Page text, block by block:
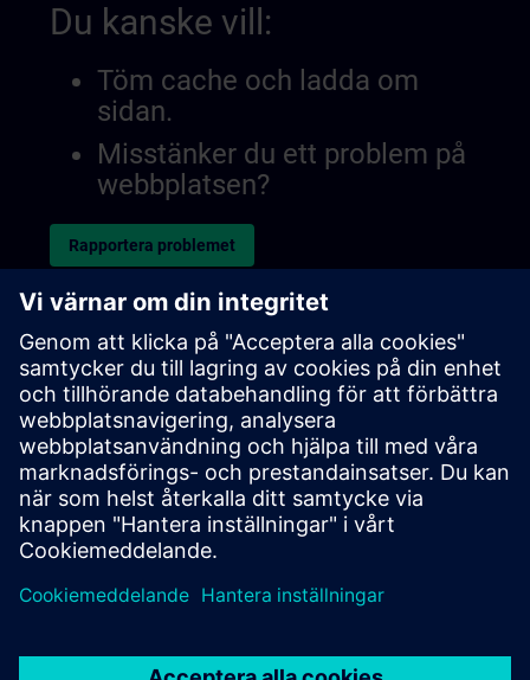
Du kanske vill:
Töm cache och ladda om
sidan.
Misstänker du ett problem på
webbplatsen?
Rapportera problemet